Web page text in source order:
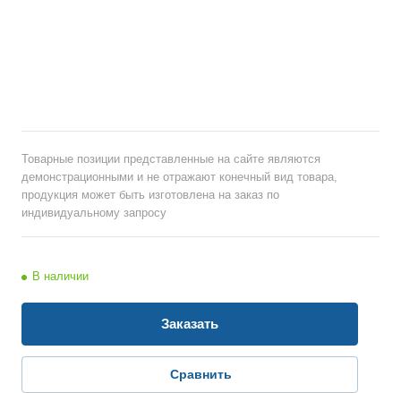
Товарные позиции представленные на сайте являются
демонстрационными и не отражают конечный вид товара,
продукция может быть изготовлена на заказ по
индивидуальному запросу
В наличии
Заказать
Сравнить